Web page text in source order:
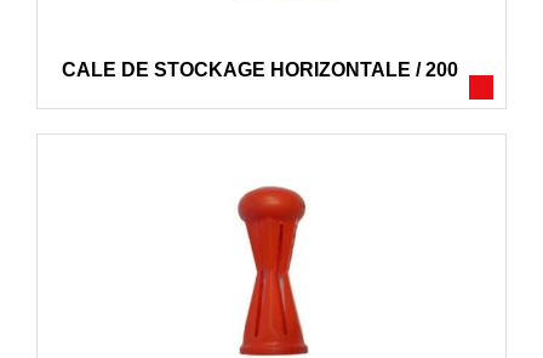
CALE DE STOCKAGE HORIZONTALE / 200